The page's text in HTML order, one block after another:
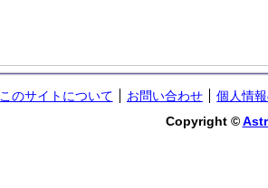
このサイトについて お問い合わせ
個人情
Copyright ©